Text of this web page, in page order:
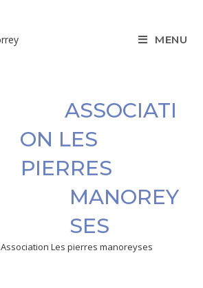
MENU
ASSOCIATI
ON LES
PIERRES
MANOREY
SES
Association Les pierres manoreyses